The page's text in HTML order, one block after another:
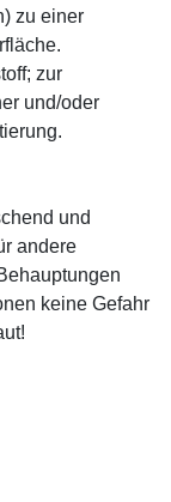
zu einer
zur
und/oder
und
andere
keine Gefahr